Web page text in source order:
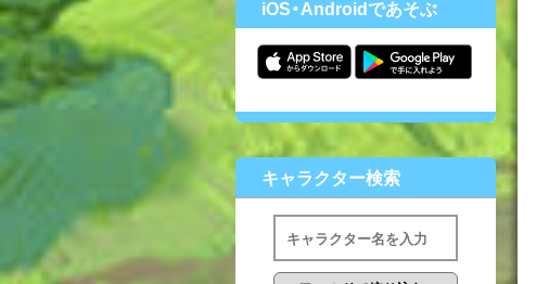
iOS・Androidであそぶ
キャラクター検索